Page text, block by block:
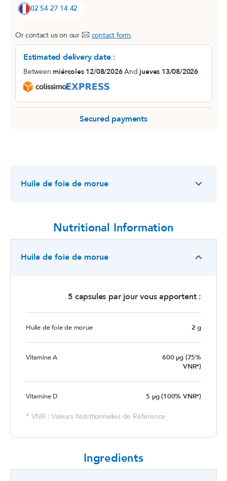
02 54 27 14 42
Or contact us on our contact form.
Estimated delivery date :
Betweenmiércoles 12/08/2026Andjueves 13/08/2026
Secured payments
Huile de foie de morue
Nutritional Information
Huile de foie de morue
5 capsules par jour vous apportent :
Huile de foie de morue 2 g
Vitamine A
600 µg (75%
VNR*)
Vitamine D 5 µg (100% VNR*)
* VNR : Valeurs Nutritionnelles de Référence
Ingredients